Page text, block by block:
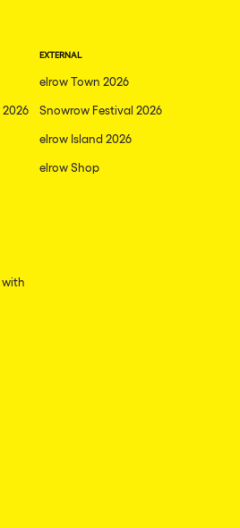
2026
EXTERNAL
elrow Town 2026
Snowrow Festival 2026
elrow Island 2026
elrow Shop